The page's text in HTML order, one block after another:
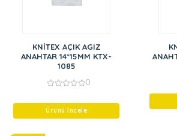
KNİTEX AÇIK AGIZ
ANAHTAR 14*15MM KTX-
1085
of
0
Ürünü İncele